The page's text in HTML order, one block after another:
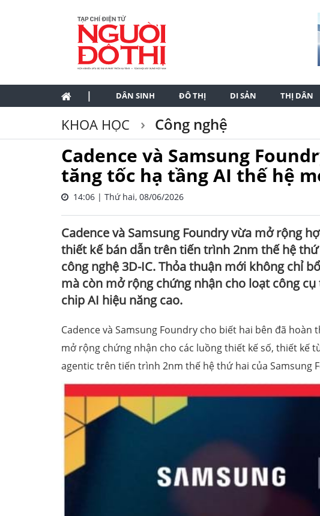
| DÂN SINH ĐÔ THỊ DI SẢN THỊ DÂN
KHOA HỌC Công nghệ
Cadence và Samsung
tăng tốc hạ tầng AI thế hệ
14:06 | Thứ hai, 08/06/2026
Cadence và Samsung Foundry vừa mở rộng
thiết kế bán dẫn trên tiến trình 2nm thế hệ
công nghệ 3D-IC. Thỏa thuận mới không chỉ
mà còn mở rộng chứng nhận cho loạt công
chip AI hiệu năng cao.
Cadence và Samsung Foundry cho biết hai bên đã
mở rộng chứng nhận cho các luồng thiết kế số, thiết kế
agentic trên tiến trình 2nm thế hệ thứ hai của Samsung